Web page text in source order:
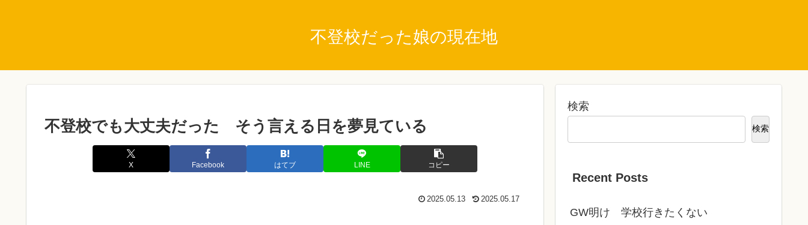
不登校だった娘の現在地
不登校でも大丈夫だった そう言える日を夢見ている
X Facebook はてブ LINE コピー
2025.05.13 2025.05.17
検索
検索
Recent Posts
GW明け 学校行きたくない